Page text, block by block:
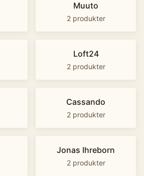
Muuto
2 produkter
Loft24
2 produkter
Cassando
2 produkter
Jonas Ihreborn
2 produkter